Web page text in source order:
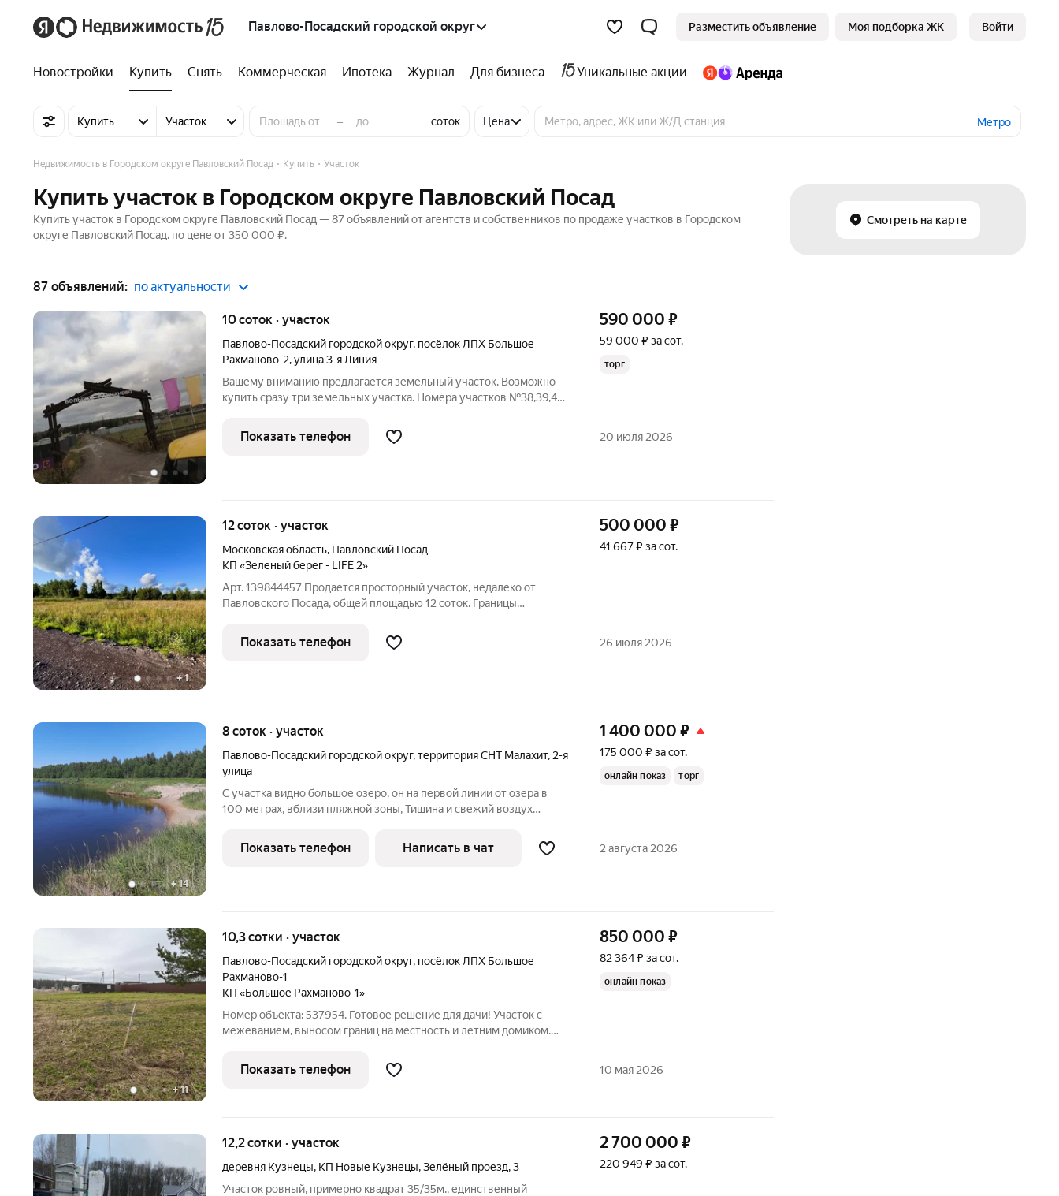
Павлово-Посадский городской округ Разместить объявление Моя подборка ЖК Войти
Новостройки Купить Снять Коммерческая Ипотека Журнал Для бизнеса Уникальные акции
Купить Участок – соток Цена Метро
Смотреть на карте
Недвижимость в Городском округе Павловский Посад Купить Участок
Купить участок в Городском округе Павловский Посад
Купить участок в Городском округе Павловский Посад — 87 объявлений от агентств и собственников по продаже участков в Городском
округе Павловский Посад. по цене от 350 000 ₽.
87 объявлений: по актуальности
10 соток · участок
Павлово-Посадский городской округ, посёлок ЛПХ Большое
Рахманово-2,улица 3-я Линия
Вашему вниманию предлагается земельный участок. Возможно
купить сразу три земельных участка. Номера участков №38,39,40.
участкам произведёны. Поселок "Большое Рахманово-2".
Категория
590 000 ₽
59 000 ₽ за сот.
торг
Показать телефон 20 июля 2026
+1
12 соток · участок
Московская область, Павловский Посад
КП «Зеленый берег - LIFE 2»
Арт. 139844457 Продается просторный участок, недалеко от
Павловского Посада, общей площадью 12 соток. Границы
кВт.ч. стоит стоит столб с счетчиком. Участок выровнен. Хороший
подъезд к
500 000 ₽
41 667 ₽ за сот.
Показать телефон 26 июля 2026
+14
8 соток · участок
Павлово-Посадский городской округ,территория СНТ Малахит, 2-я
улица
С участка видно большое озеро, он на первой линии от озера в
100 метрах, вблизи пляжной зоны, Тишина и свежий воздух
транспортная доступность, близость достижений цивилизации (
магазинов, рынков) -
1 400 000 ₽
175 000 ₽ за сот.
онлайн показ торг
Показать телефон Написать в чат 2 августа 2026
+11
10,3 сотки · участок
Павлово-Посадский городской округ, посёлок ЛПХ Большое
Рахманово-1
КП «Большое Рахманово-1»
Номер объекта: 537954. Готовое решение для дачи! Участок с
межеванием, выносом границ на местность и летним домиком.
инфраструктурой в шаговой доступности. ОБ УЧАСТКЕ: -
Площадь: 10.32 сотки
850 000 ₽
82 364 ₽ за сот.
онлайн показ
Показать телефон 10 мая 2026
12,2 сотки · участок
деревня Кузнецы, КП Новые Кузнецы,Зелёный проезд,3
Участок ровный, примерно квадрат 35/35м., единственный
2 700 000 ₽
220 949 ₽ за сот.